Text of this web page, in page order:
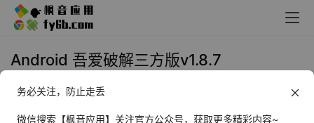
Android 吾爱破解三方版v1.8.7
2022年1月23日 19:45
务必关注，防止走丢
微信搜索【枫音应用】关注官方公众号，获取更多精彩内容~